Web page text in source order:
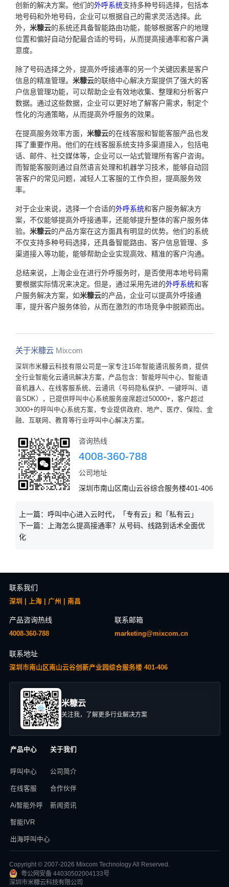
创新的解决方案。他们的外呼系统支持多种号码选择，包括本
地号码和外地号码，企业可以根据自己的需求灵活选择。此
外， 米糠云的系统还具备智能路由功能，能够根据客户的地理
位置和偏好自动分配最合适的号码，从而提高接通率和客户满
意度。
除了号码选择之外，提高外呼接通率的另一个关键因素是客户
信息的精准管理。 米糠云的联络中心解决方案提供了强大的客
户信息管理功能，可以帮助企业有效地收集、整理和分析客户
数据。通过这些数据，企业可以更好地了解客户需求，制定个
性化的沟通策略，从而提高外呼服务的效果。
在提高服务效率方面， 米糠云的在线客服和智能客服产品也发
挥了重要作用。他们的在线客服系统支持多渠道接入，包括电
话、邮件、社交媒体等，企业可以一站式管理所有客户咨询。
而智能客服则通过自然语言处理和机器学习技术，能够自动回
答客户的常见问题，减轻人工客服的工作负担，提高服务效
率。
对于企业来说，选择一个合适的外呼系统和客户服务解决方
案，不仅能够提高外呼接通率，还能够提升整体的客户服务体
验。 米糠云的产品方案在这方面具有明显的优势。他们的系统
不仅支持多种号码选择，还具备智能路由、客户信息管理、多
渠道接入等功能，能够帮助企业实现高效、精准的客户沟通。
总结来说，上海企业在进行外呼服务时，是否使用本地号码需
要根据实际情况来决定。但是，通过采用先进的外呼系统和客
户服务解决方案，如米糠云的产品，企业可以提高外呼接通
率，提升客户服务体验，从而在激烈的市场竞争中脱颖而出。
关于米糠云 Mixcom
深圳市米糠云科技有限公司是一家专注15年智能通讯服务商，提供
全行业智能化云通讯解决方案，产品包含：智能呼叫中心、智能语
音机器人、在线客服系统、云通讯（号码隐私保护、一键呼叫、语
音SDK），已提供呼叫中心系统服务座席超过50000+，客户超过
3000+的呼叫中心系统方案，专业提供政府、地产、医疗、保险、金
融、互联网、教育等行业呼叫中心解决方案。
咨询热线
4008-360-788
公司地址
深圳市南山区南山云谷综合服务楼401-406
上一篇： 呼叫中心进入云时代，「专有云」和「私有云」
下一篇：
上海怎么提高接通率？从号码、线路到话术全面优
化
联系我们
深圳 | 上海 | 广州 | 南昌
产品咨询热线
4008-360-788
联系邮箱
marketing@mixcom.cn
联系地址
深圳市南山区南山云谷创新产业园综合服务楼 401-406
米糠云
关注我，了解更多行业解决方案
产品中心
呼叫中心
在线客服
Ai智能外呼
智能IVR
出海呼叫中心
关于我们
公司简介
合作伙伴
新闻资讯
Copyright © 2007-2026 Mixcom Technology All Reserved.
粤公网安备 44030502004133号
深圳市米糠云科技有限公司